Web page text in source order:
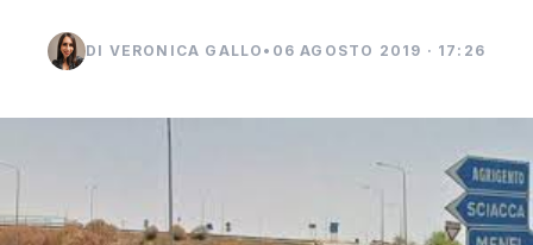
DI VERONICA GALLO • 06 AGOSTO 2019 · 17:26